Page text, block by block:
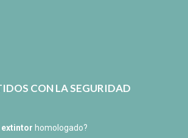
CON LA SEGURIDAD
homologado?